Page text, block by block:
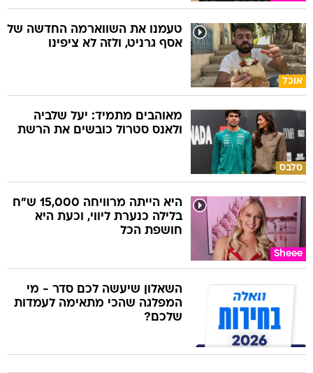
אוכל
טעמנו את השווארמה החדשה של
אסף גרניט, ולזה לא ציפינו
סלבס
מאוהבים מתמיד: יעל שלביה
ולאנס סטרול כובשים את הרשת
Sheee
היא הייתה מרוויחה 15,000 ש"ח
בלילה כנערת ליווי, וכעת היא
חושפת הכל
השאלון שיעשה לכם סדר - מי
המפלגה שהכי מתאימה לעמדות
שלכם?